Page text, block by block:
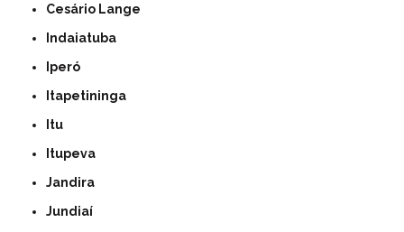
Cesário Lange
Indaiatuba
Iperó
Itapetininga
Itu
Itupeva
Jandira
Jundiaí